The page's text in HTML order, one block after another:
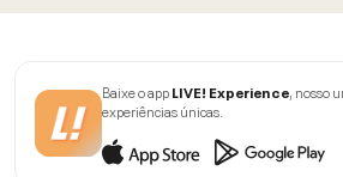
Baixe o appLIVE! Experience, nosso
experiências únicas.